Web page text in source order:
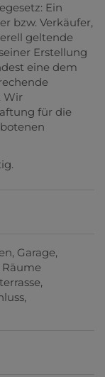
Ein
bzw. Verkäufer,
geltende
Erstellung
eine dem
Wir
für die
Garage
Räume